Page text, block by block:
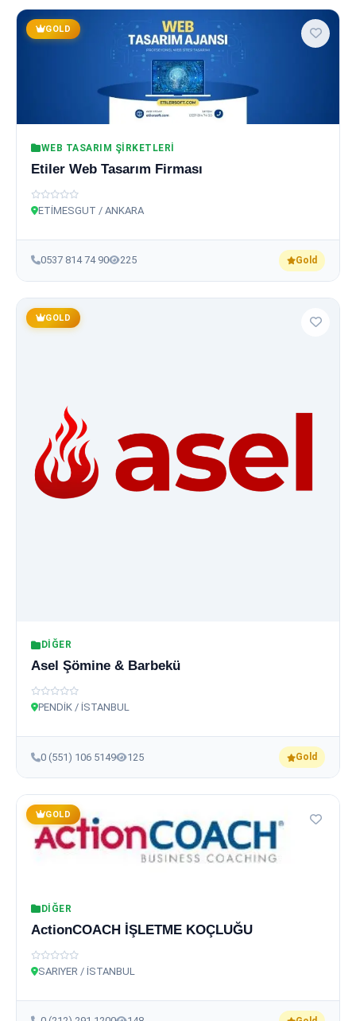
GOLD
WEB TASARIM ŞIRKETLERI
Etiler Web Tasarım Firması
ETİMESGUT / ANKARA
0537 814 74 90 225 Gold
GOLD
DIĞER
Asel Şömine & Barbekü
PENDİK / İSTANBUL
0 (551) 106 5149 125 Gold
GOLD
DIĞER
ActionCOACH İŞLETME KOÇLUĞU
SARIYER / İSTANBUL